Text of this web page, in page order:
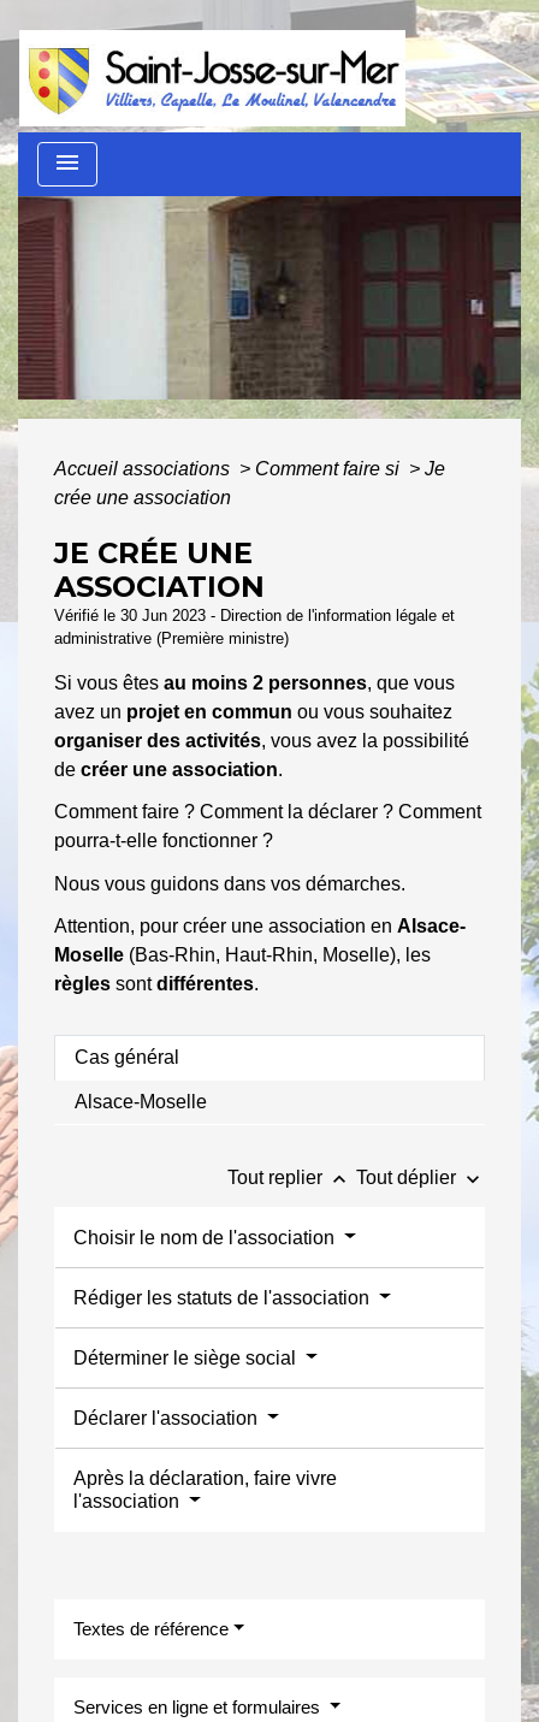
menu
Guide des démarches
administratives
AU QUOTIDIEN
GUIDE DES
DÉMARCHES ADMINISTRATIVES
Accueil associations > Comment faire si > Je
crée une association
JE CRÉE UNE
ASSOCIATION
Vérifié le 30 Jun 2023 - Direction de l'information légale et
administrative (Première ministre)
Si vous êtes au moins 2 personnes, que vous
avez un projet en commun ou vous souhaitez
organiser des activités, vous avez la possibilité
de créer une association.
Comment faire ? Comment la déclarer ? Comment
pourra-t-elle fonctionner ?
Nous vous guidons dans vos démarches.
Attention, pour créer une association en Alsace-
Moselle (Bas-Rhin, Haut-Rhin, Moselle), les
règles sontdifférentes.
Cas général
Alsace-Moselle
Tout replier keyboard_arrow_up Tout déplier keyboard_arrow_down
Choisir le nom de l'association
Rédiger les statuts de l'association
Déterminer le siège social
Déclarer l'association
Après la déclaration, faire vivre
l'association
Textes de référence
Services en ligne et formulaires